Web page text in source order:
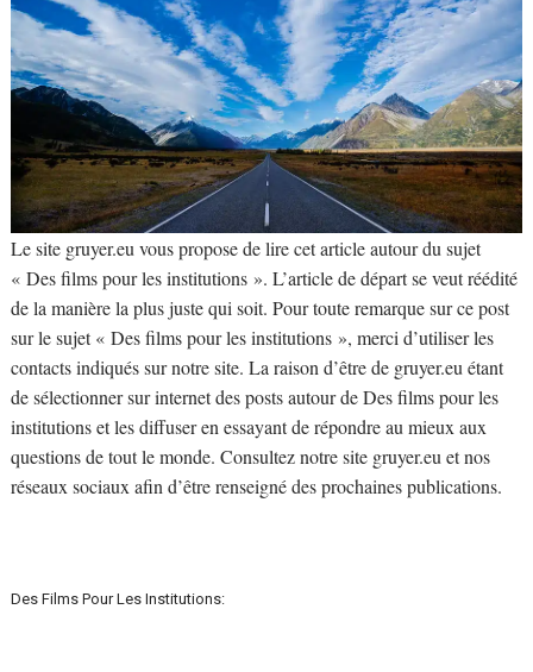
Le site gruyer.eu vous propose de lire cet article autour du sujet
« Des films pour les institutions ». L’article de départ se veut réédité
de la manière la plus juste qui soit. Pour toute remarque sur ce post
sur le sujet « Des films pour les institutions », merci d’utiliser les
contacts indiqués sur notre site. La raison d’être de gruyer.eu étant
de sélectionner sur internet des posts autour de Des films pour les
institutions et les diffuser en essayant de répondre au mieux aux
questions de tout le monde. Consultez notre site gruyer.eu et nos
réseaux sociaux afin d’être renseigné des prochaines publications.
Des Films Pour Les Institutions: